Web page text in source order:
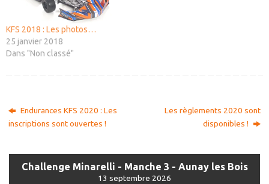
KFS 2018 : Les photos…
25 janvier 2018
Dans "Non classé"
Endurances KFS 2020 : Les
inscriptions sont ouvertes !
Les règlements 2020 sont
disponibles !
Challenge Minarelli - Manche 3 - Aunay les Bois
13 septembre 2026